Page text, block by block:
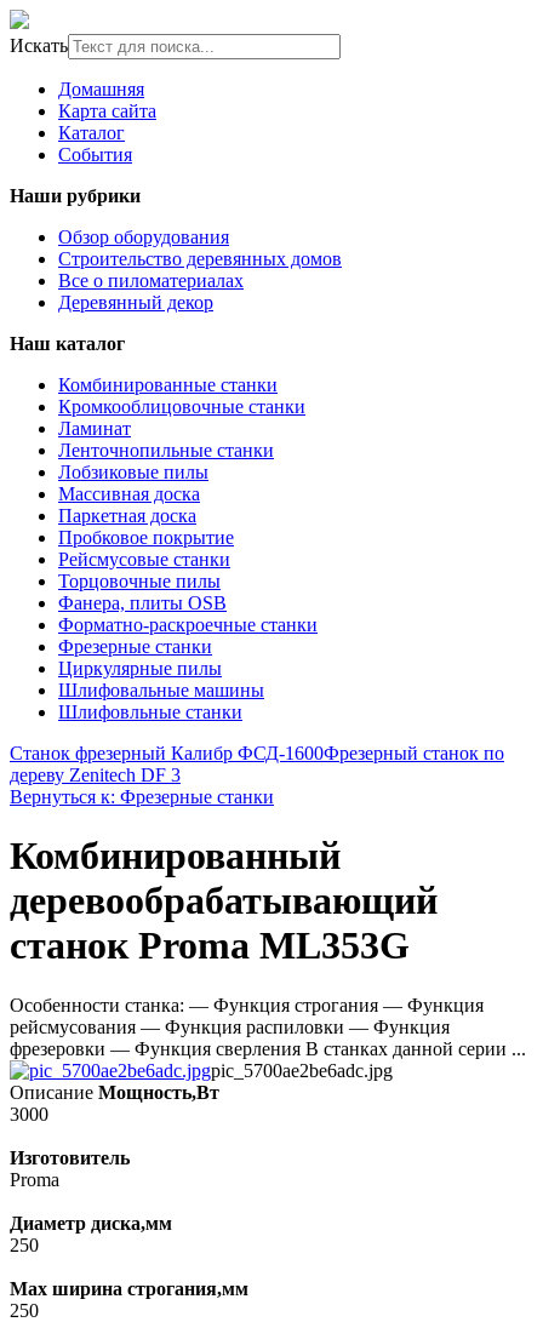
Искать
Домашняя
Карта сайта
Каталог
События
Наши рубрики
Обзор оборудования
Строительство деревянных домов
Все о пиломатериалах
Деревянный декор
Наш каталог
Комбинированные станки
Кромкооблицовочные станки
Ламинат
Ленточнопильные станки
Лобзиковые пилы
Массивная доска
Паркетная доска
Пробковое покрытие
Рейсмусовые станки
Торцовочные пилы
Фанера, плиты OSB
Форматно-раскроечные станки
Фрезерные станки
Циркулярные пилы
Шлифовальные машины
Шлифовльные станки
Станок фрезерный Калибр ФСД-1600Фрезерный станок по
дереву Zenitech DF 3
Вернуться к: Фрезерные станки
Комбинированный
деревообрабатывающий
станок Proma ML353G
Особенности станка: — Функция строгания — Функция
рейсмусования — Функция распиловки — Функция
фрезеровки — Функция сверления В станках данной серии ...
pic_5700ae2be6adc.jpg
Описание Мощность,Вт
3000
Изготовитель
Proma
Диаметр диска,мм
250
Max ширина строгания,мм
250